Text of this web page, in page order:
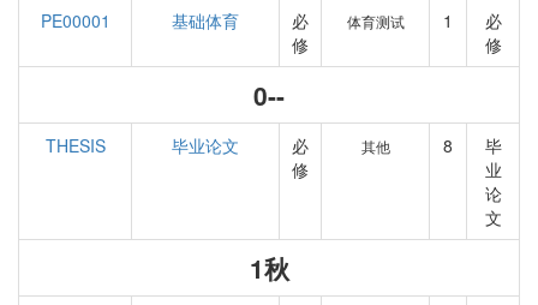
PE00001
基础体育
必
修
体育测试 1
必
修
0--
THESIS 毕业论文
必
修
其他 8
毕
业
论
文
1秋